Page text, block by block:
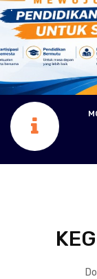
.